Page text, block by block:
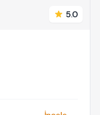
5.0